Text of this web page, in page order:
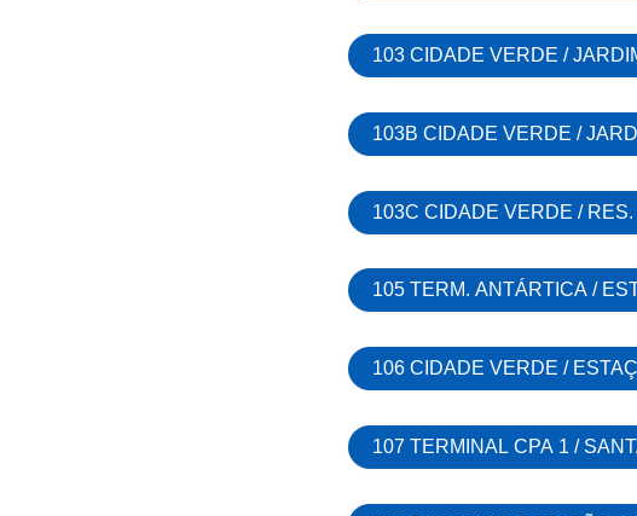
103 CIDADE VERDE /
103B CIDADE VERDE /
103C CIDADE VERDE /
105 TERM. ANTÁRTICA /
106 CIDADE VERDE /
107 TERMINAL CPA 1 /